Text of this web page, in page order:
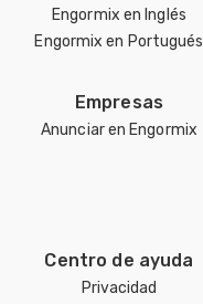
Engormix en Inglés
Engormix en Portugués
Empresas
Anunciar en Engormix
Centro de ayuda
Privacidad